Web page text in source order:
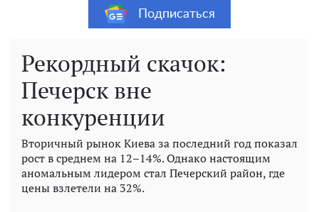
Подписаться
Рекордный скачок:
Печерск вне
конкуренции
Вторичный рынок Киева за последний год показал
рост в среднем на 12–14%. Однако настоящим
аномальным лидером стал Печерский район, где
цены взлетели на 32%.